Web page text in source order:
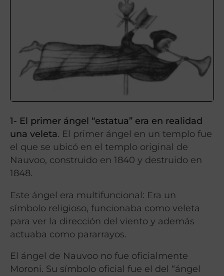
1- El primer ángel “estatua” era en realidad
una veleta. El primer ángel en un templo fue
el que se ubicó en el templo original de
Nauvoo, construido en 1840 y destruido en
1848.
Este ángel era multifuncional: Era un
símbolo religioso, funcionaba como veleta
para ver la dirección del viento y además
actuaba como pararrayos.
El ángel de Nauvoo no fue oficialmente
Moroni. Su símbolo oficial fue el del “ángel